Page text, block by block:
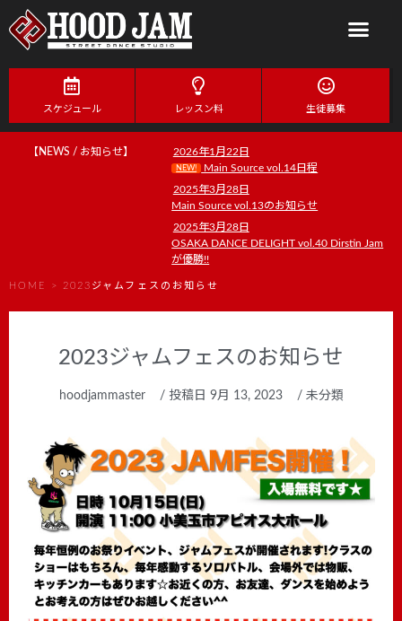
スケジュール レッスン料 生徒募集
【NEWS / お知らせ】 2026年1月22日
NEW!
Main Source vol.14日程
2025年3月28日
Main Source vol.13のお知らせ
2025年3月28日
OSAKA DANCE DELIGHT vol.40 Dirstin Jam
が優勝!!
HOME > 2023ジャムフェスのお知らせ
2023ジャムフェスのお知らせ
hoodjammaster / 投稿日 9月 13, 2023 / 未分類